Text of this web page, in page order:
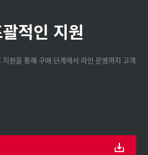
적인 지원
원을 통해 구매 단계에서 라인 운영까지 고객